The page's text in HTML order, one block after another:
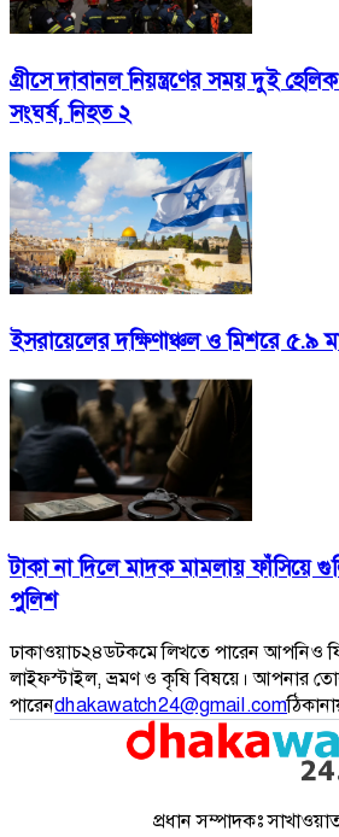
গ্রীসে দাবানল নিয়ন্ত্রণের সময় দুই
সংঘর্ষ, নিহত ২
ইসরায়েলের দক্ষিণাঞ্চল ও মিশরে ৫.৯
টাকা না দিলে মাদক মামলায় ফাঁসিয়ে
পুলিশ
ঢাকাওয়াচ২৪ডটকমে লিখতে পারেন আপনিও
লাইফস্টাইল, ভ্রমণ ও কৃষি বিষয়ে। আপনার
পারেনdhakawatch24@gmail.com
প্রধান সম্পাদকঃ